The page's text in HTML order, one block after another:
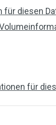
für diesen
für